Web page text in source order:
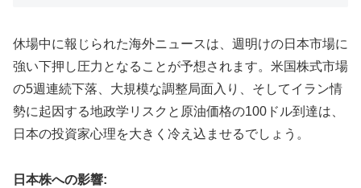
休場中に報じられた海外ニュースは、週明けの日本市場に
強い下押し圧力となることが予想されます。米国株式市場
の5週連続下落、大規模な調整局面入り、そしてイラン情
勢に起因する地政学リスクと原油価格の100ドル到達は、
日本の投資家心理を大きく冷え込ませるでしょう。
日本株への影響: